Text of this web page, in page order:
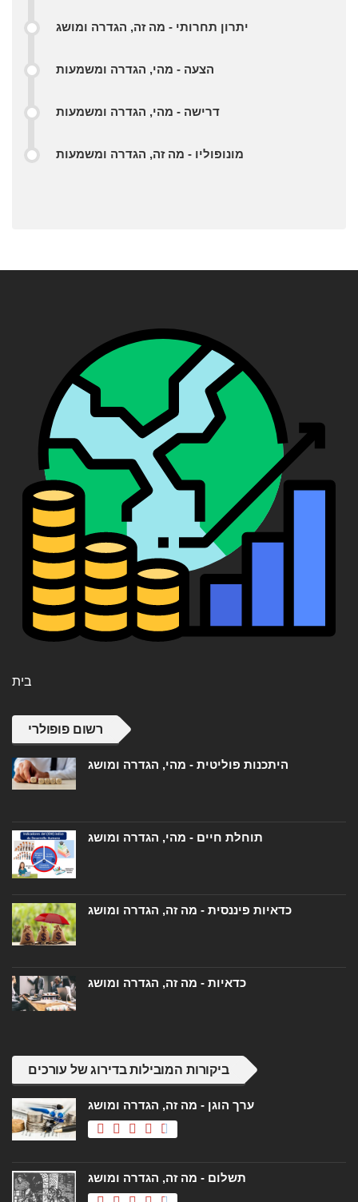
יתרון תחרותי - מה זה, הגדרה ומושג
הצעה - מהי, הגדרה ומשמעות
דרישה - מהי, הגדרה ומשמעות
מונופוליו - מה זה, הגדרה ומשמעות
בית
רשום פופולרי
היתכנות פוליטית - מהי, הגדרה ומושג
תוחלת חיים - מהי, הגדרה ומושג
כדאיות פיננסית - מה זה, הגדרה ומושג
כדאיות - מה זה, הגדרה ומושג
ביקורות המובילות בדירוג של עורכים
ערך הוגן - מה זה, הגדרה ומושג
תשלום - מה זה, הגדרה ומושג